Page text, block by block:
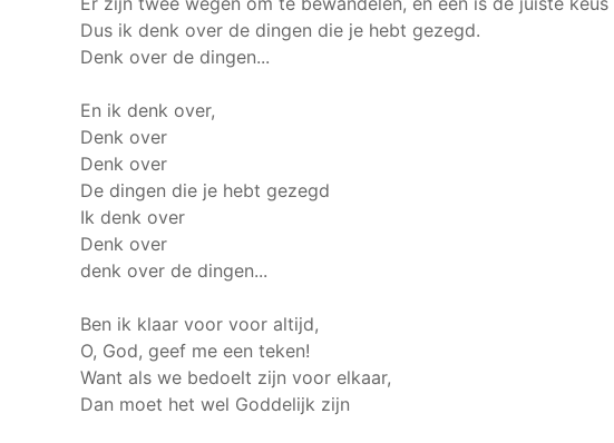
Dus ik denk over de dingen die je hebt gezegd.
Denk over de dingen...
En ik denk over,
Denk over
Denk over
De dingen die je hebt gezegd
Ik denk over
Denk over
denk over de dingen...
Ben ik klaar voor voor altijd,
O, God, geef me een teken!
Want als we bedoelt zijn voor elkaar,
Dan moet het wel Goddelijk zijn